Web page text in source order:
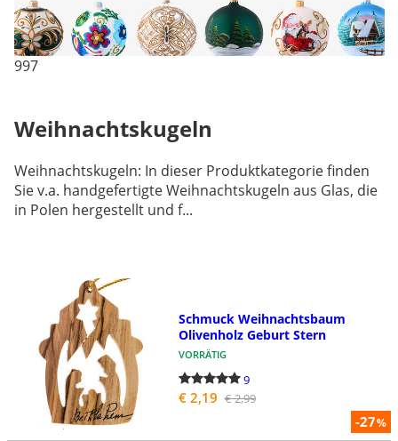
997
Weihnachtskugeln
Weihnachtskugeln: In dieser Produktkategorie finden
Sie v.a. handgefertigte Weihnachtskugeln aus Glas, die
in Polen hergestellt und f...
-27%
Schmuck Weihnachtsbaum
Olivenholz Geburt Stern
VORRÄTIG
9
€ 2,19 € 2,99